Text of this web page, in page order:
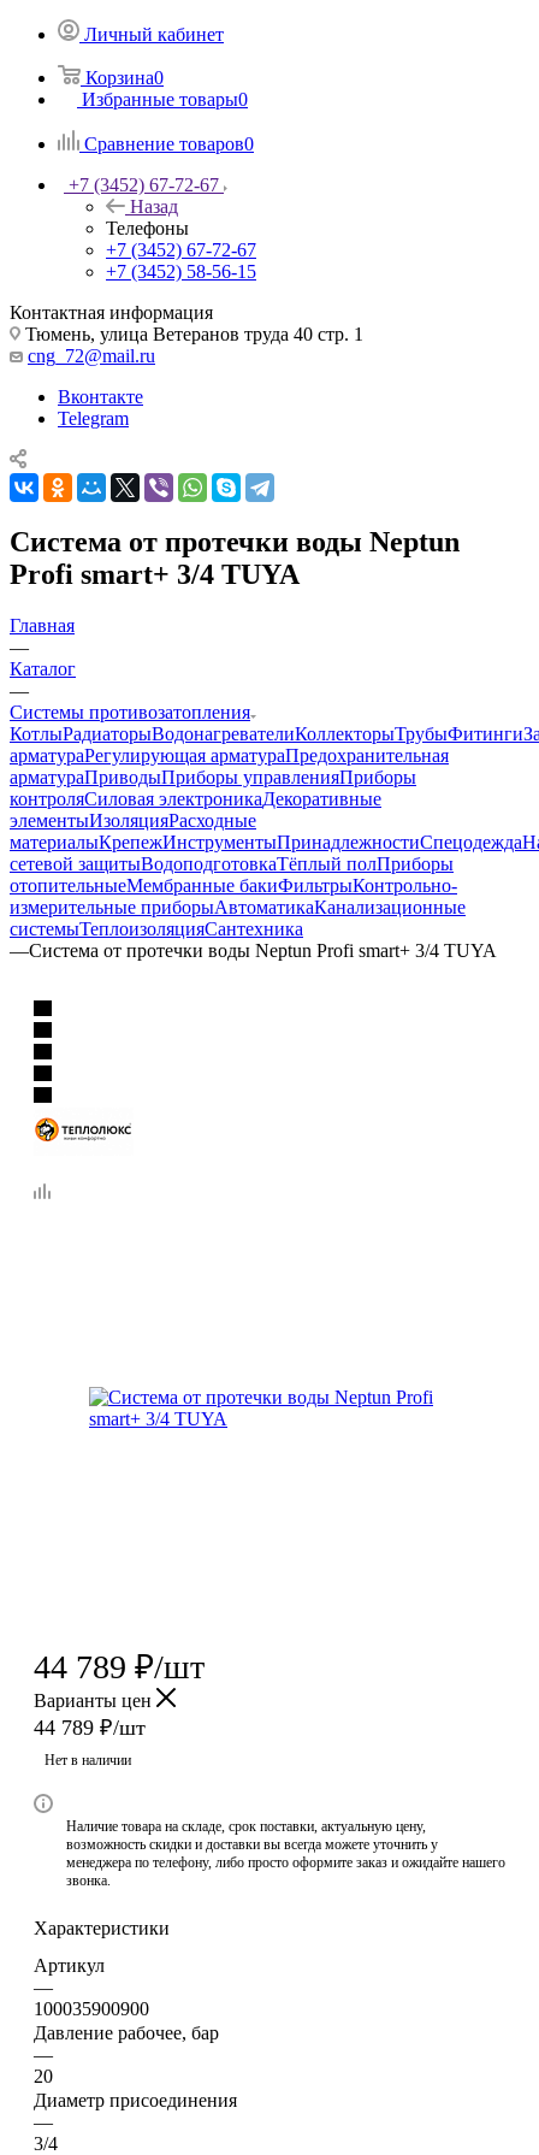
Личный кабинет
Корзина0
Избранные товары0
Сравнение товаров0
+7 (3452) 67-72-67
Назад
Телефоны
+7 (3452) 67-72-67
+7 (3452) 58-56-15
Контактная информация
Тюмень, улица Ветеранов труда 40 стр. 1
cng_72@mail.ru
Вконтакте
Telegram
Система от протечки воды Neptun
Profi smart+ 3/4 TUYA
Главная
—
Каталог
—
Системы противозатопления
КотлыРадиаторыВодонагревателиКоллекторыТрубыФитинги
арматураРегулирующая арматураПредохранительная
арматураПриводыПриборы управленияПриборы
контроляСиловая электроникаДекоративные
элементыИзоляцияРасходные
материалыКрепежИнструментыПринадлежностиСпецодежда
сетевой защитыВодоподготовкаТёплый полПриборы
отопительныеМембранные бакиФильтрыКонтрольно-
измерительные приборыАвтоматикаКанализационные
системыТеплоизоляцияСантехника
—Система от протечки воды Neptun Profi smart+ 3/4 TUYA
44 789 ₽/шт
Варианты цен
44 789 ₽/шт
Нет в наличии
Наличие товара на складе, срок поставки, актуальную цену,
возможность скидки и доставки вы всегда можете уточнить у
менеджера по телефону, либо просто оформите заказ и ожидайте нашего
звонка.
Характеристики
Артикул
—
100035900900
Давление рабочее, бар
—
20
Диаметр присоединения
—
3/4